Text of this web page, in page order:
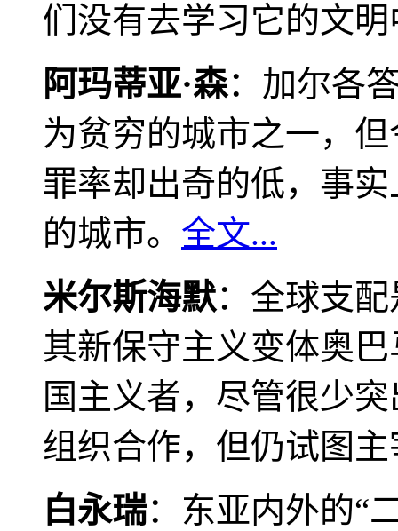
们没有去学习它的文
阿玛蒂亚·森：加尔各
为贫穷的城市之一，
罪率却出奇的低，事
的城市。 全文...
米尔斯海默：全球支
其新保守主义变体奥
国主义者，尽管很少
组织合作，但仍试图
白永瑞：东亚内外的“